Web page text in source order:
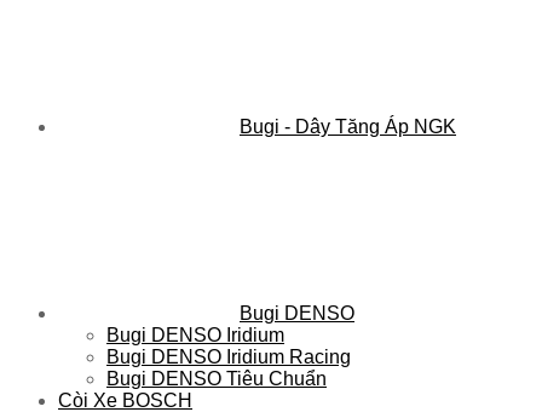
Bugi - Dây Tăng Áp NGK
Bugi DENSO
Bugi DENSO Iridium
Bugi DENSO Iridium Racing
Bugi DENSO Tiêu Chuẩn
Còi Xe BOSCH